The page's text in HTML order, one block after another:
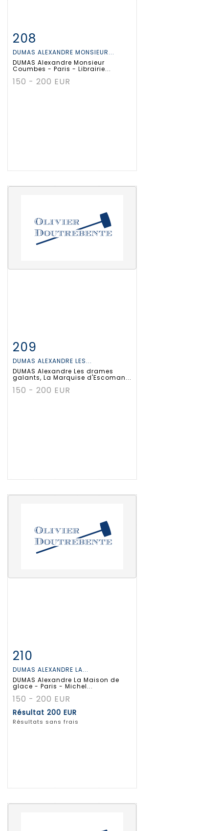
Fiche détaillée
208
DUMAS ALEXANDRE MONSIEUR...
DUMAS Alexandre Monsieur
Coumbes - Paris - Librairie...
150 - 200 EUR
Fiche détaillée
209
DUMAS ALEXANDRE LES...
DUMAS Alexandre Les drames
galants, La Marquise d'Escoman...
150 - 200 EUR
Fiche détaillée
210
DUMAS ALEXANDRE LA...
DUMAS Alexandre La Maison de
glace - Paris - Michel...
150 - 200 EUR
Résultat 200 EUR
Résultats sans frais